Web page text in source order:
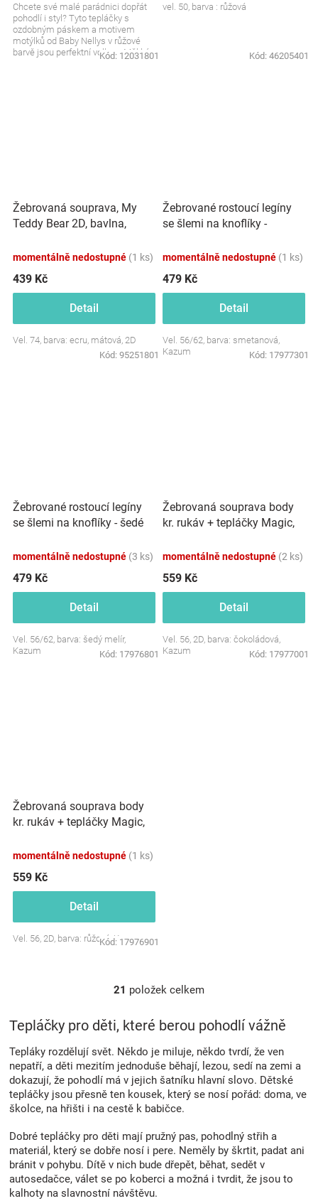
Chcete své malé parádnici dopřát
pohodlí i styl? Tyto tepláčky s
ozdobným páskem a motivem
motýlků od Baby Nellys v růžové
barvě jsou perfektní volbou. Měkké,
Kód: 12031801
vel. 50, barva : růžová
Kód: 46205401
Žebrovaná souprava, My
Teddy Bear 2D, bavlna,
momentálně nedostupné (1 ks)
439 Kč
Detail
Vel. 74, barva: ecru, mátová, 2D
Kód: 95251801
Žebrované rostoucí legíny
se šlemi na knoflíky -
momentálně nedostupné (1 ks)
479 Kč
Detail
Vel. 56/62, barva: smetanová,
Kazum
Kód: 17977301
Žebrované rostoucí legíny
se šlemi na knoflíky - šedé
momentálně nedostupné (3 ks)
479 Kč
Detail
Vel. 56/62, barva: šedý melír,
Kazum
Kód: 17976801
Žebrovaná souprava body
kr. rukáv + tepláčky Magic,
momentálně nedostupné (2 ks)
559 Kč
Detail
Vel. 56, 2D, barva: čokoládová,
Kazum
Kód: 17977001
Žebrovaná souprava body
kr. rukáv + tepláčky Magic,
momentálně nedostupné (1 ks)
559 Kč
Detail
Vel. 56, 2D, barva: růžová, Kazum
Kód: 17976901
O
l
d
a
c
í
p
r
v
k
y
v
ý
21 položek celkem
Tepláčky pro děti, které berou pohodlí vážně
Tepláky rozdělují svět. Někdo je miluje, někdo tvrdí, že ven
nepatří, a děti mezitím jednoduše běhají, lezou, sedí na zemi a
dokazují, že pohodlí má v jejich šatníku hlavní slovo. Dětské
tepláčky jsou přesně ten kousek, který se nosí pořád: doma, ve
školce, na hřišti i na cestě k babičce.
Dobré tepláčky pro děti mají pružný pas, pohodlný střih a
materiál, který se dobře nosí i pere. Neměly by škrtit, padat ani
bránit v pohybu. Dítě v nich bude dřepět, běhat, sedět v
autosedačce, válet se po koberci a možná i tvrdit, že jsou to
kalhoty na slavnostní návštěvu.